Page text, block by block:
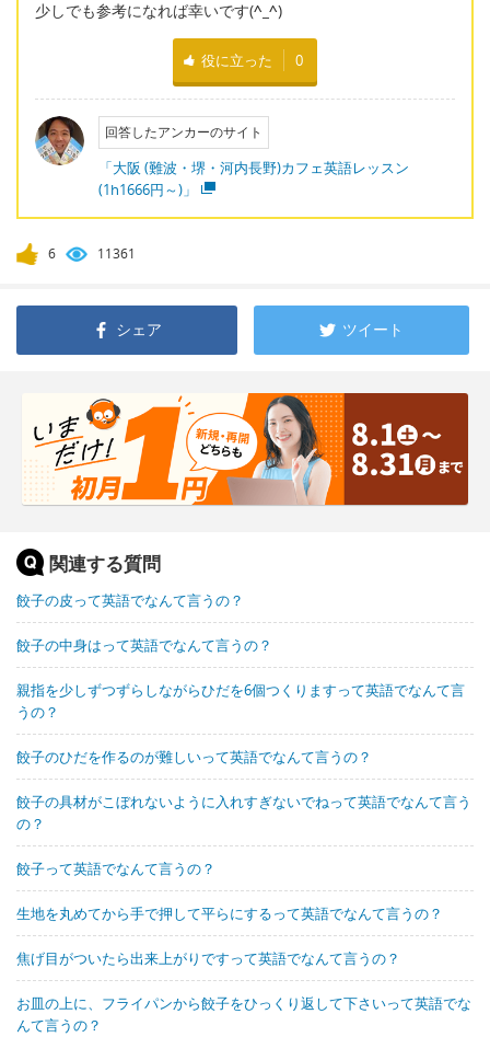
少しでも参考になれば幸いです(^_^)
役に立った 0
回答したアンカーのサイト
「大阪 (難波・堺・河内長野)カフェ英語レッスン
(1h1666円～)」
6 11361
シェア ツイート
関連する質問
餃子の皮って英語でなんて言うの？
餃子の中身はって英語でなんて言うの？
親指を少しずつずらしながらひだを6個つくりますって英語でなんて言
うの？
餃子のひだを作るのが難しいって英語でなんて言うの？
餃子の具材がこぼれないように入れすぎないでねって英語でなんて言う
の？
餃子って英語でなんて言うの？
生地を丸めてから手で押して平らにするって英語でなんて言うの？
焦げ目がついたら出来上がりですって英語でなんて言うの？
お皿の上に、フライパンから餃子をひっくり返して下さいって英語でな
んて言うの？